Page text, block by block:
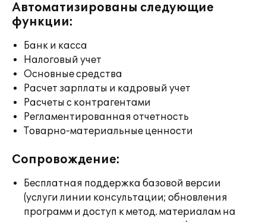
Автоматизированы следующие
функции:
Банк и касса
Налоговый учет
Основные средства
Расчет зарплаты и кадровый учет
Расчеты с контрагентами
Регламентированная отчетность
Товарно-материальные ценности
Сопровождение:
Бесплатная поддержка базовой версии
(услуги линии консультации; обновления
программ и доступ к метод. материалам на